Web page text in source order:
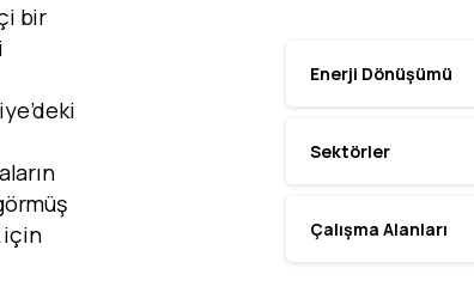
bir
için
Enerji Dönüşümü
Sektörler
Çalışma Alanları